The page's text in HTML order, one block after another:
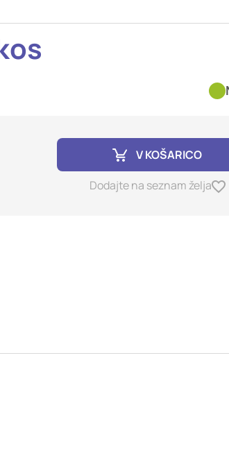
V KOŠARICO
Dodajte na seznam želja
nastavitev
blokira te piškotke ali
delovanja
in
zbirajo, so združeni in
spletno mesto.